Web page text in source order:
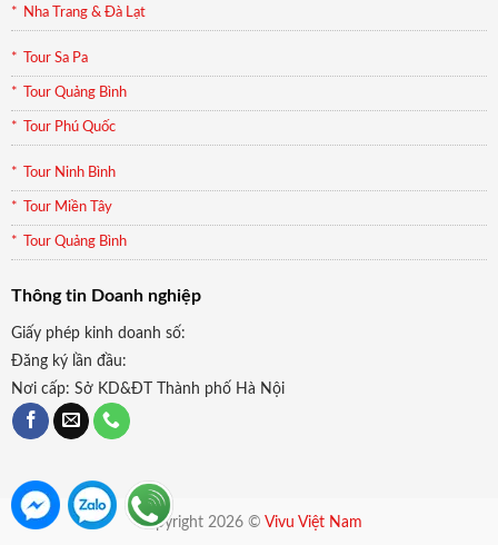
Nha Trang & Đà Lạt
Tour Sa Pa
Tour Quảng Bình
Tour Phú Quốc
Tour Ninh Bình
Tour Miền Tây
Tour Quảng Bình
Thông tin Doanh nghiệp
Giấy phép kinh doanh số:
Đăng ký lần đầu:
Nơi cấp: Sở KD&ĐT Thành phố Hà Nội
Copyright 2026 © Vivu Việt Nam